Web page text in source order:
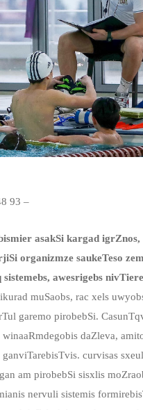
93 –
asakSi kargad igrZnos,
organizmze saukeTeso
awesrigebs
muSaobs, rac xels
garemo pirobebSi.
daZleva,
ganviTarebisTvis. curvisas
am pirobebSi sisxlis
nervuli sistemis